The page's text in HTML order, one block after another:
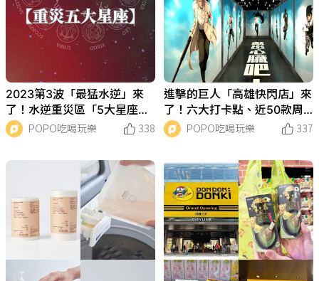
2023第3波「最猛水逆」來
了！水逆重災區「5大星座」
注意事項快記下！快看你有沒
有入榜！
POPO吃喝玩樂 338
進擊的巨人「高雄快閃店」來
了！六大打卡點、近50款周
邊，還有免費禮物一次看！
POPO吃喝玩樂 337